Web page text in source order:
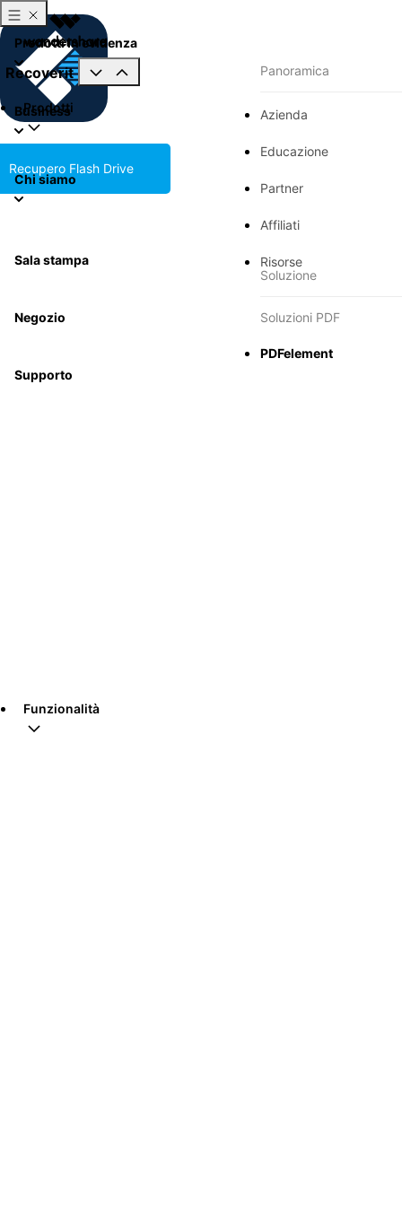
Prodotti in evidenza
Business
Panoramica
Azienda
Educazione
Partner
Affiliati
Risorse
Soluzione
Soluzioni PDF
PDFelement
Chi siamo
Sala stampa
Negozio
Supporto
Recoverit
Prodotti
Funzionalità
Recupero Flash Drive